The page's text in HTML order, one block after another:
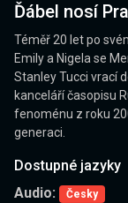
Ďábel nosí
Téměř 20 let po
Emily a Nigela se
Stanley Tucci vrací
kanceláří časopisu
fenoménu z roku
generaci.
Dostupné jazyky
Audio:
Česky